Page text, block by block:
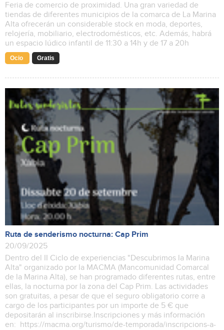
Feria de comercio de proximidad. Una gran variedad de
tiendas de diferentes municipios de la comarca de La Marina
Alta ofrecerán un considerable stock en moda, deportes,
relojería, mobiliario, electrodomésticos, etc. Además, habrá
un espacio lúdico infantil de 11:30 a 14h y de 17 a 20h
Ocio Gratis
Ruta de senderismo nocturna: Cap Prim
20/09/2025
Dentro del II Ciclo de experiencias "Descubrimos la Marina
Alta" organizado por la MACMA (Mancomunidad Comarcal
de la Marina Alta), se han programado diferentes rutas, entre
ellas, la nocturna por la zona del Cap Prim. Las actividades
son gratuitas, a pesar de que el seguro obligatorio corre a
cargo de los participantes por un importe de 5 € que
depositarán al inscribirse.Inscripciones y más información
en: https://macma.org/turismo/de-temporada/inscripcions-a-